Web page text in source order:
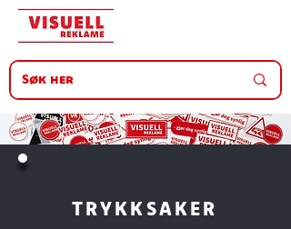
TRYKKSAKER